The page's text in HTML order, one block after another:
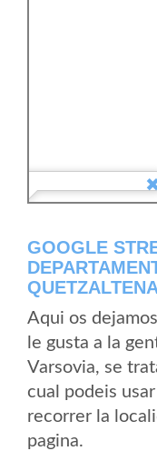
GOOGLE
Aqui os
le gusta a la
Varsovia, se
cual podeis
recorrer la
pagina.